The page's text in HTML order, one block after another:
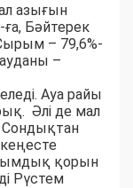
азығын
Бәйтерек
– 79,6%-
–
Ауа райы
Әлі де мал
Сондықтан
қорын
Рүстем